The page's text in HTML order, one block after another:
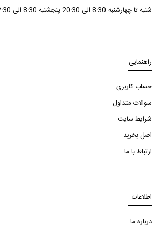
شنبه تا چهارشنبه 8:30 الی 20:30 پنجشنبه 8:30 الی 12:30
راهنمایی
حساب کاربری
سوالات متداول
شرایط سایت
اصل بخرید
ارتباط با ما
اطلاعات
درباره ما